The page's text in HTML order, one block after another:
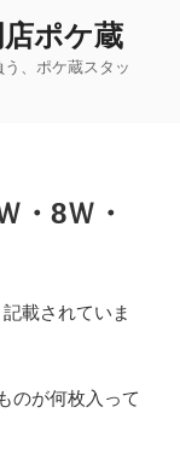
ポケ蔵
、ポケ蔵スタッ
・8Ｗ・
載されていま
のが何枚入って